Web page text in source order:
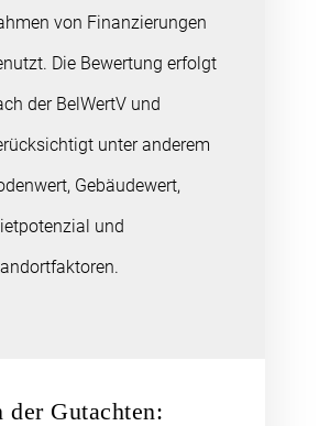
von Finanzierungen
Die Bewertung erfolgt
der BelWertV und
unter anderem
Gebäudewert,
und
der Gutachten: